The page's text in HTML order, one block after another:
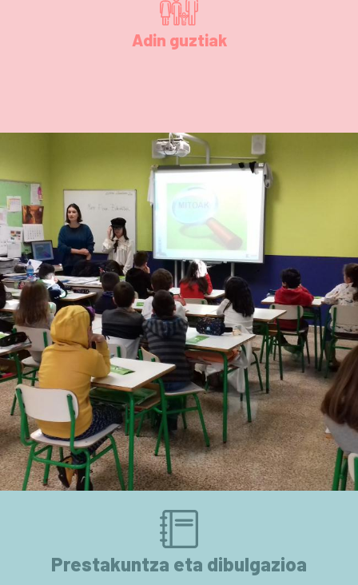
Adin guztiak
Prestakuntza eta dibulgazioa